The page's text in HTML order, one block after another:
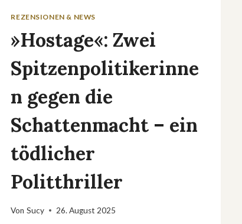
REZENSIONEN & NEWS
»Hostage«: Zwei
Spitzenpolitikerinne
n gegen die
Schattenmacht – ein
tödlicher
Politthriller
Von Sucy 26. August 2025